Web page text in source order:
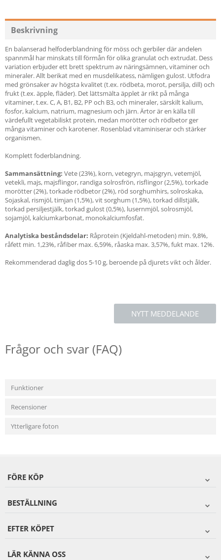
Beskrivning
En balanserad helfoderblandning för möss och gerbiler där andelen
spannmål har minskats till förmån för olika granulat och extrudat. Dess
variation erbjuder ett brett spektrum av näringsämnen, vitaminer och
mineraler. Allt berikat med en musdelikatess, nämligen gulost. Utfodra
med grönsaker av högsta kvalitet (t.ex. rödbeta, morot, persilja, dill) och
frukt (t.ex. äpple, fläder). Det lättsmälta äpplet är rikt på många
vitaminer, t.ex. C, A, B1, B2, PP och B3, och mineraler, särskilt kalium,
fosfor, kalcium, natrium, magnesium och järn. Ärtor är en källa till
värdefullt vegetabiliskt protein, medan morötter och rödbetor ger
många vitaminer och karotener. Rosenblad vitaminiserar och stärker
organismen.
Komplett foderblandning.
Sammansättning: Vete (23%), korn, vetegryn, majsgryn, vetemjöl,
vetekli, majs, majsflingor, randiga solrosfrön, risflingor (2,5%), torkade
morötter (2%), torkade rödbetor (2%), röd sorghumhirs, solroskaka,
Sojaskal, rismjöl, timjan (1,5%), vit sorghum (1,5%), torkad dillstjälk,
torkad persiljestjälk, torkad gulost (0,5%), lusernmjöl, solrosmjöl,
sojamjöl, kalciumkarbonat, monokalciumfosfat.
Analytiska beståndsdelar: Råprotein (Kjeldahl-metoden) min. 9,8%,
råfett min. 1,23%, råfiber max. 6,59%, råaska max. 3,57%, fukt max. 12%.
Rekommenderad daglig dos 5-10 g, beroende på djurets vikt och ålder.
NYTT MEDDELANDE
Frågor och svar (FAQ)
Funktioner
Recensioner
Ytterligare foton
FÖRE KÖP
BESTÄLLNING
EFTER KÖPET
LÄR KÄNNA OSS